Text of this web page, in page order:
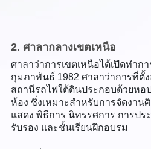
2. ศาลากลางเขตเหนือ
ศาลาว่าการเขตเหนือได้เปิดทำก
กุมภาพันธ์ 1982 ศาลาว่าการที่ตั้
สถานีรถไฟใต้ดินประกอบด้วยหอ
ห้อง ซึ่งเหมาะสำหรับการจัดงาน
แสดง พิธีการ นิทรรศการ การปร
รับรอง และชั้นเรียนฝึกอบรม